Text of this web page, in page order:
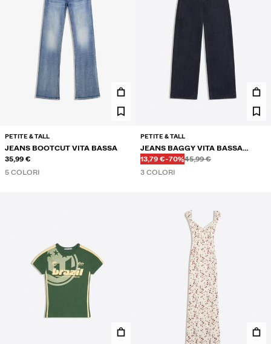
PETITE & TALL
JEANS BOOTCUT VITA BASSA
35,99 €
5 COLORI
PETITE & TALL
JEANS BAGGY VITA BASSA
BORCHIE
PREZZO CON SCONTO
13,79 €SCONTO DEL
-70%Prima
45,99 €
Prima
3 COLORI